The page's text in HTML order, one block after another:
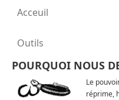
Acceuil
Outils
POURQUOI NOUS
Le
réprime,